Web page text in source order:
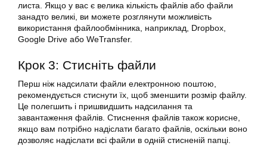
листа. Якщо у вас є велика кількість файлів або файли
занадто великі, ви можете розглянути можливість
використання файлообмінника, наприклад, Dropbox,
Google Drive або WeTransfer.
Крок 3: Стисніть файли
Перш ніж надсилати файли електронною поштою,
рекомендується стиснути їх, щоб зменшити розмір файлу.
Це полегшить і пришвидшить надсилання та
завантаження файлів. Стиснення файлів також корисне,
якщо вам потрібно надіслати багато файлів, оскільки воно
дозволяє надіслати всі файли в одній стисненій папці.